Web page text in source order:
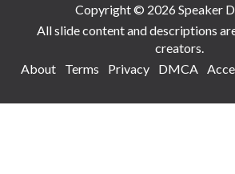
Copyright © 2026 Speaker
All slide content and descriptions
creators.
About
Terms Privacy DMCA